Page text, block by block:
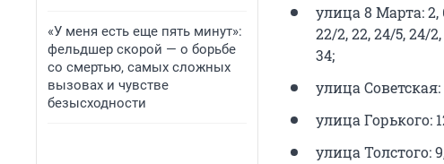
«У меня есть еще пять минут»:
фельдшер скорой — о борьбе
со смертью, самых сложных
вызовах и чувстве
безысходности
улица 8 Марта: 2,
22/2, 22, 24/5, 24/
34;
улица Советская:
улица Горького:
улица Толстого: